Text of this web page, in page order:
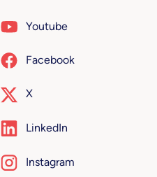
Youtube
Facebook
X
LinkedIn
Instagram